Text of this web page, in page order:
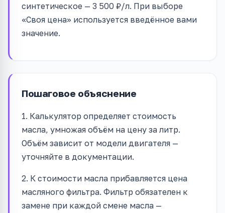
синтетическое — 3 500 ₽/л. При выборе
«Своя цена» используется введённое вами
значение.
Пошаговое объяснение
1. Калькулятор определяет стоимость
масла, умножая объём на цену за литр.
Объём зависит от модели двигателя —
уточняйте в документации.
2. К стоимости масла прибавляется цена
масляного фильтра. Фильтр обязателен к
замене при каждой смене масла —